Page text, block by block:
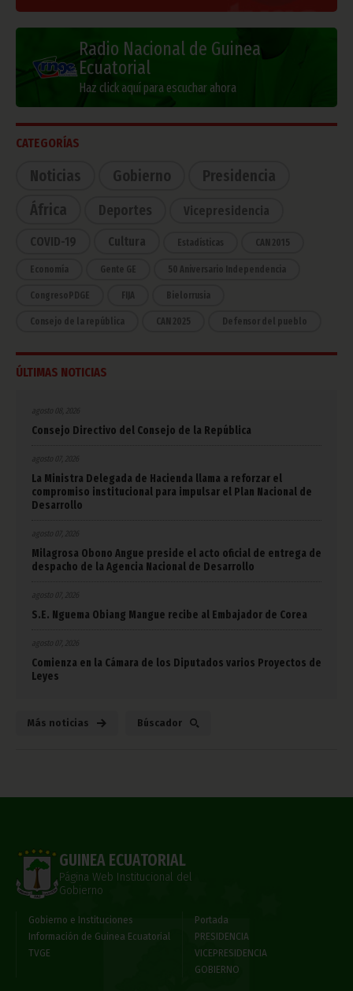
Radio Nacional de Guinea
Ecuatorial
Haz click aquí para escuchar ahora
CATEGORÍAS
Noticias Gobierno
Presidencia
África
Deportes Vicepresidencia
COVID-19 Cultura Estadísticas CAN 2015
Economía Gente GE 50 Aniversario Independencia
CongresoPDGE FIJA Bielorrusia
Consejo de la república CAN 2025 Defensor del pueblo
ÚLTIMAS NOTICIAS
agosto 08, 2026
Consejo Directivo del Consejo de la República
agosto 07, 2026
La Ministra Delegada de Hacienda llama a reforzar el
compromiso institucional para impulsar el Plan Nacional de
Desarrollo
agosto 07, 2026
Milagrosa Obono Angue preside el acto oficial de entrega de
despacho de la Agencia Nacional de Desarrollo
agosto 07, 2026
S.E. Nguema Obiang Mangue recibe al Embajador de Corea
agosto 07, 2026
Comienza en la Cámara de los Diputados varios Proyectos de
Leyes
Más noticias Búscador
GUINEA ECUATORIAL
Página Web Institucional del
Gobierno
Gobierno e Instituciones
Información de Guinea Ecuatorial
TVGE
Portada
PRESIDENCIA
VICEPRESIDENCIA
GOBIERNO